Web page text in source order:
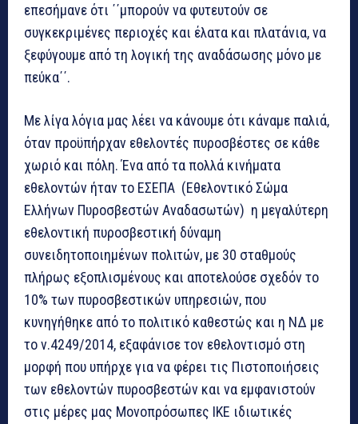
επεσήμανε ότι ΄΄μπορούν να φυτευτούν σε
συγκεκριμένες περιοχές και έλατα και πλατάνια, να
ξεφύγουμε από τη λογική της αναδάσωσης μόνο με
πεύκα΄΄.
Με λίγα λόγια μας λέει να κάνουμε ότι κάναμε παλιά,
όταν προϋπήρχαν εθελοντές πυροσβέστες σε κάθε
χωριό και πόλη. Ένα από τα πολλά κινήματα
εθελοντών ήταν το ΕΣΕΠΑ (Εθελοντικό Σώμα
Ελλήνων Πυροσβεστών Αναδασωτών) η μεγαλύτερη
εθελοντική πυροσβεστική δύναμη
συνειδητοποιημένων πολιτών, με 30 σταθμούς
πλήρως εξοπλισμένους και αποτελούσε σχεδόν το
10% των πυροσβεστικών υπηρεσιών, που
κυνηγήθηκε από το πολιτικό καθεστώς και η ΝΔ με
το ν.4249/2014, εξαφάνισε τον εθελοντισμό στη
μορφή που υπήρχε για να φέρει τις Πιστοποιήσεις
των εθελοντών πυροσβεστών και να εμφανιστούν
στις μέρες μας Μονοπρόσωπες ΙΚΕ ιδιωτικές